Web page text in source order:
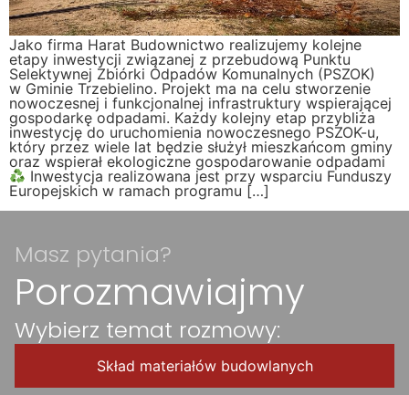
Jako firma Harat Budownictwo realizujemy kolejne
etapy inwestycji związanej z przebudową Punktu
Selektywnej Zbiórki Odpadów Komunalnych (PSZOK)
w Gminie Trzebielino. Projekt ma na celu stworzenie
nowoczesnej i funkcjonalnej infrastruktury wspierającej
gospodarkę odpadami. Każdy kolejny etap przybliża
inwestycję do uruchomienia nowoczesnego PSZOK-u,
który przez wiele lat będzie służył mieszkańcom gminy
oraz wspierał ekologiczne gospodarowanie odpadami
Inwestycja realizowana jest przy wsparciu Funduszy
Europejskich w ramach programu […]
Masz pytania?
Porozmawiajmy
Wybierz temat rozmowy:
Skład materiałów budowlanych